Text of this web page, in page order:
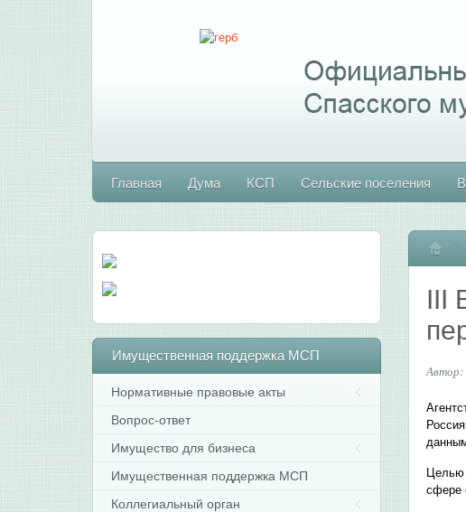
Главная Дума КСП Сельские поселения
III
Автор:
Целью
сфере
Имущественная поддержка МСП
Нормативные правовые акты
Вопрос-ответ
Имущество для бизнеса
Имущественная поддержка МСП
Коллегиальный орган